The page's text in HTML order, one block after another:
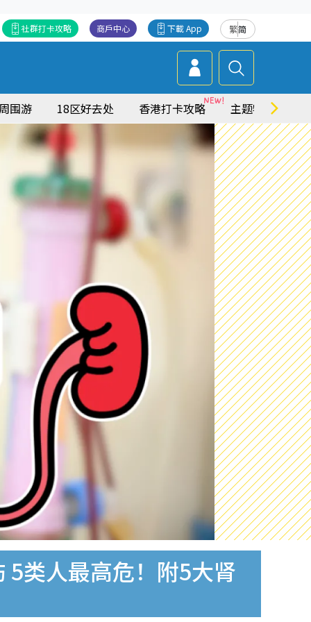
繁简
下載 App
商戶中心
社群打卡攻略
周围游 18区好去处 香港打卡攻略 主题特集
类人最高危！附5大肾